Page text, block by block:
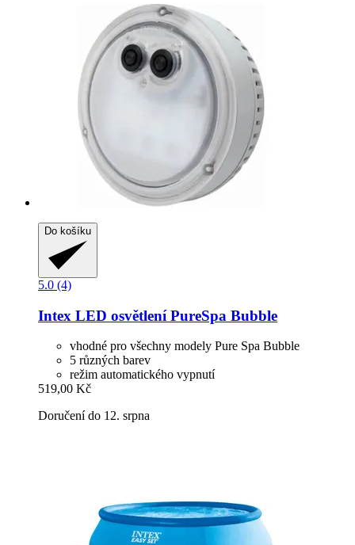
Do košíku
5.0 (4)
Intex LED osvětlení PureSpa Bubble
vhodné pro všechny modely Pure Spa Bubble
5 různých barev
režim automatického vypnutí
519,00 Kč
Doručení do 12. srpna